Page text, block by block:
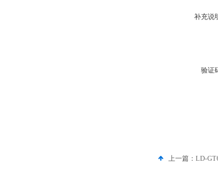
补充说
验证
上一篇： LD-